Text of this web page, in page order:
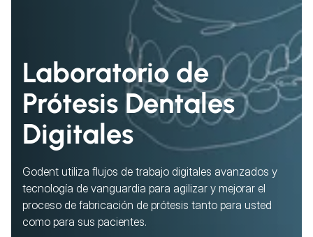
Laboratorio de
Prótesis Dentales
Digitales
Godent utiliza flujos de trabajo digitales avanzados y
tecnología de vanguardia para agilizar y mejorar el
proceso de fabricación de prótesis tanto para usted
como para sus pacientes.